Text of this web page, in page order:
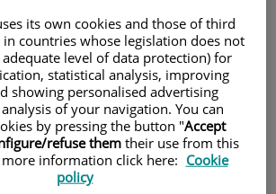
SALUD DE LA INFANCIA
Setmana de la Lactància
a conscienciar la població sobre els
its own cookies and those of third
in countries whose legislation does not
adequate level of data protection) for
statistical analysis, improving
showing personalised advertising
of your navigation. You can
by pressing the button "Accept
refuse themtheir use from this
information click here: Cookie
policy